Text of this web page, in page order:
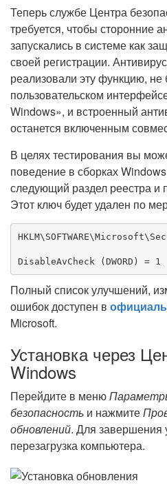
Теперь службе Центра
требуется, чтобы сторонние
запускались в системе как
своей регистрации.
реализовали эту функцию, не
пользовательском
Windows», и встроенный
останется включенным
В целях тестирования вы
поведение в сборках
следующий раздел реестра и
Этот ключ будет удален по
DisableAvCheck (DWORD) = 1
Полный список улучшений,
ошибок доступен в
Microsoft.
Установка через
Windows
Перейдите в меню
безопасность и нажмите
обновлений. Для завершения
перезагрузка компьютера.